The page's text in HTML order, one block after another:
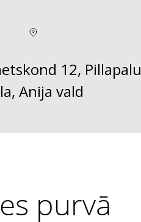
12, Pillapalu
Anija vald
purvā